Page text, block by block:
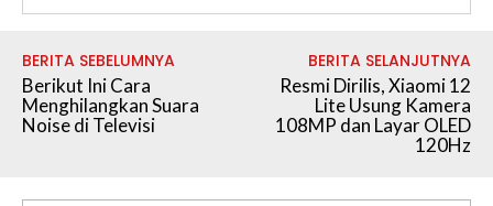
BERITA SEBELUMNYA
Berikut Ini Cara
Menghilangkan Suara
Noise di Televisi
BERITA SELANJUTNYA
Resmi Dirilis, Xiaomi 12
Lite Usung Kamera
108MP dan Layar OLED
120Hz